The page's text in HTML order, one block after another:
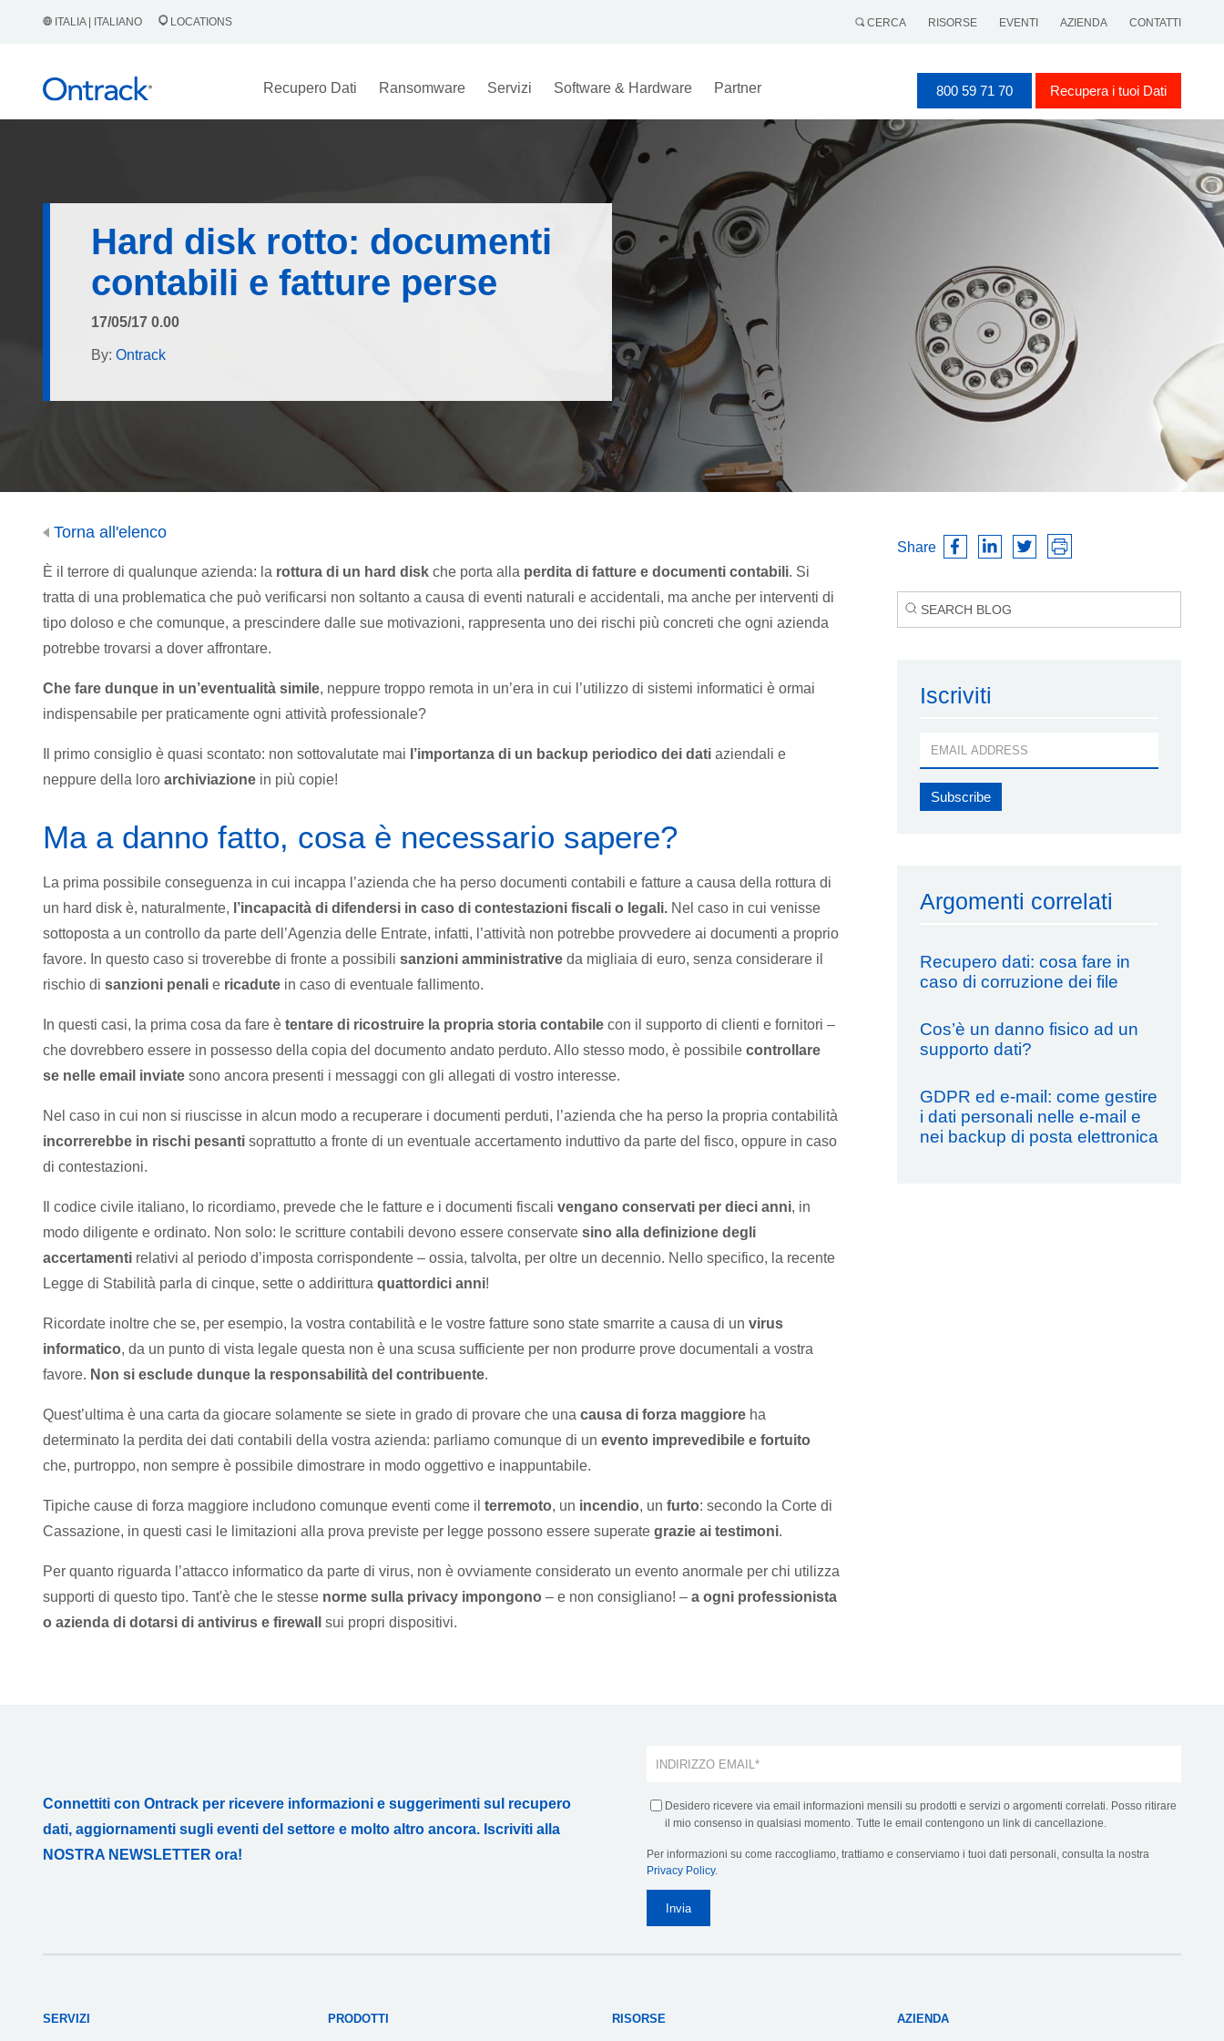
ITALIA | ITALIANO LOCATIONS CERCA RISORSE EVENTI AZIENDA CONTATTI
Recupero Dati Ransomware Servizi Software & Hardware Partner 800 59 71 70 Recupera i tuoi Dati
Hard disk rotto: documenti
contabili e fatture perse
17/05/17 0.00
By: Ontrack
Torna all'elenco
È il terrore di qualunque azienda: la rottura di un hard disk che porta alla perdita di fatture e documenti contabili. Si
tratta di una problematica che può verificarsi non soltanto a causa di eventi naturali e accidentali, ma anche per interventi di
tipo doloso e che comunque, a prescindere dalle sue motivazioni, rappresenta uno dei rischi più concreti che ogni azienda
potrebbe trovarsi a dover affrontare.
Che fare dunque in un’eventualità simile, neppure troppo remota in un’era in cui l’utilizzo di sistemi informatici è ormai
indispensabile per praticamente ogni attività professionale?
Il primo consiglio è quasi scontato: non sottovalutate mai l’importanza di un backup periodico dei dati aziendali e
neppure della loro archiviazione in più copie!
Ma a danno fatto, cosa è necessario sapere?
La prima possibile conseguenza in cui incappa l’azienda che ha perso documenti contabili e fatture a causa della rottura di
un hard disk è, naturalmente, l’incapacità di difendersi in caso di contestazioni fiscali o legali. Nel caso in cui venisse
sottoposta a un controllo da parte dell’Agenzia delle Entrate, infatti, l’attività non potrebbe provvedere ai documenti a proprio
favore. In questo caso si troverebbe di fronte a possibili sanzioni amministrative da migliaia di euro, senza considerare il
rischio di sanzioni penali e ricadute in caso di eventuale fallimento.
In questi casi, la prima cosa da fare è tentare di ricostruire la propria storia contabile con il supporto di clienti e fornitori –
che dovrebbero essere in possesso della copia del documento andato perduto. Allo stesso modo, è possibile controllare
se nelle email inviate sono ancora presenti i messaggi con gli allegati di vostro interesse.
Nel caso in cui non si riuscisse in alcun modo a recuperare i documenti perduti, l’azienda che ha perso la propria contabilità
incorrerebbe in rischi pesanti soprattutto a fronte di un eventuale accertamento induttivo da parte del fisco, oppure in caso
di contestazioni.
Il codice civile italiano, lo ricordiamo, prevede che le fatture e i documenti fiscali vengano conservati per dieci anni, in
modo diligente e ordinato. Non solo: le scritture contabili devono essere conservate sino alla definizione degli
accertamenti relativi al periodo d’imposta corrispondente – ossia, talvolta, per oltre un decennio. Nello specifico, la recente
Legge di Stabilità parla di cinque, sette o addirittura quattordici anni!
Ricordate inoltre che se, per esempio, la vostra contabilità e le vostre fatture sono state smarrite a causa di un virus
informatico, da un punto di vista legale questa non è una scusa sufficiente per non produrre prove documentali a vostra
favore. Non si esclude dunque la responsabilità del contribuente.
Quest’ultima è una carta da giocare solamente se siete in grado di provare che una causa di forza maggiore ha
determinato la perdita dei dati contabili della vostra azienda: parliamo comunque di un evento imprevedibile e fortuito
che, purtroppo, non sempre è possibile dimostrare in modo oggettivo e inappuntabile.
Tipiche cause di forza maggiore includono comunque eventi come il terremoto, un incendio, un furto: secondo la Corte di
Cassazione, in questi casi le limitazioni alla prova previste per legge possono essere superate grazie ai testimoni.
Per quanto riguarda l’attacco informatico da parte di virus, non è ovviamente considerato un evento anormale per chi utilizza
supporti di questo tipo. Tant'è che le stesse norme sulla privacy impongono – e non consigliano! – a ogni professionista
o azienda di dotarsi di antivirus e firewall
sui propri dispositivi.
Share
Iscriviti
Argomenti correlati
Recupero dati: cosa fare in
caso di corruzione dei file
Cos’è un danno fisico ad un
supporto dati?
GDPR ed e-mail: come gestire
i dati personali nelle e-mail e
nei backup di posta elettronica
Connettiti con Ontrack per ricevere informazioni e suggerimenti sul recupero
dati, aggiornamenti sugli eventi del settore e molto altro ancora. Iscriviti alla
NOSTRA NEWSLETTER ora!
Desidero ricevere via email informazioni mensili su prodotti e servizi o argomenti correlati. Posso ritirare
il mio consenso in qualsiasi momento. Tutte le email contengono un link di cancellazione.
Per informazioni su come raccogliamo, trattiamo e conserviamo i tuoi dati personali, consulta la nostra
Privacy Policy.
SERVIZI PRODOTTI RISORSE AZIENDA